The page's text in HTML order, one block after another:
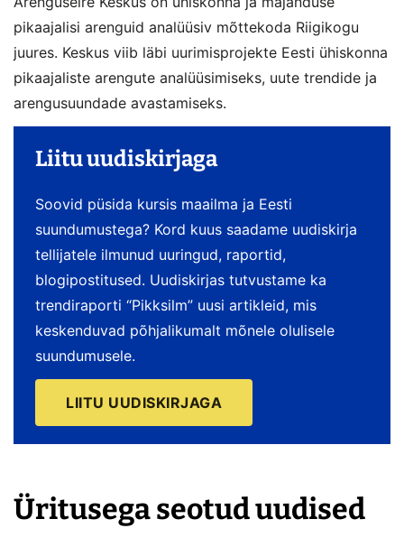
pikaajalisi arenguid analüüsiv mõttekoda Riigikogu
juures. Keskus viib läbi uurimisprojekte Eesti ühiskonna
pikaajaliste arengute analüüsimiseks, uute trendide ja
arengusuundade avastamiseks.
Liitu uudiskirjaga
Soovid püsida kursis maailma ja Eesti
suundumustega? Kord kuus saadame uudiskirja
tellijatele ilmunud uuringud, raportid,
blogipostitused. Uudiskirjas tutvustame ka
trendiraporti “Pikksilm” uusi artikleid, mis
keskenduvad põhjalikumalt mõnele olulisele
suundumusele.
LIITU UUDISKIRJAGA
Üritusega seotud uudised